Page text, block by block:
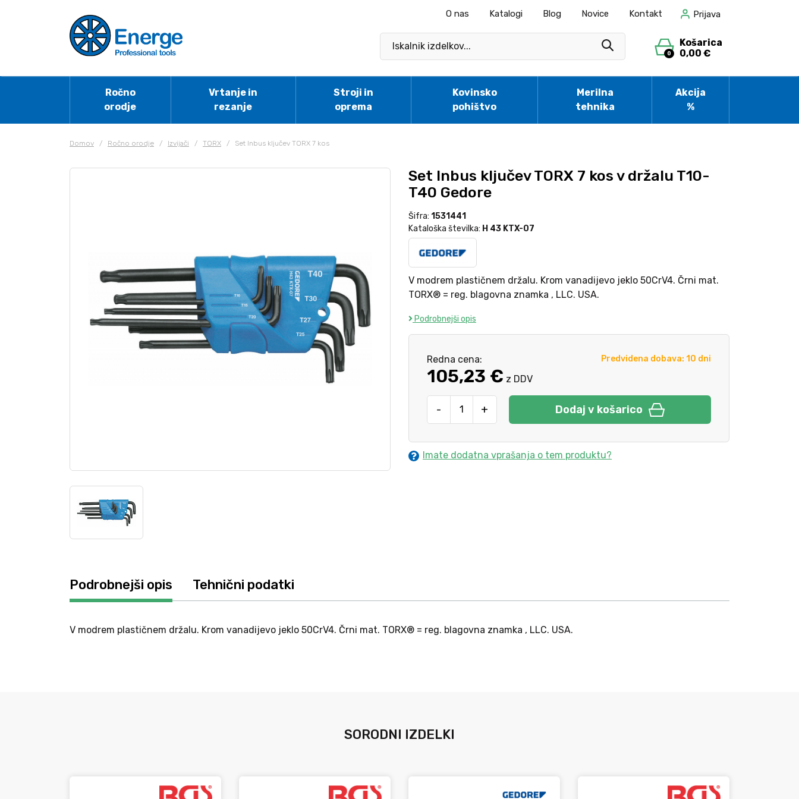
O nas Katalogi Blog Novice Kontakt Prijava
0
Košarica
0,00 €
Ročno
orodje
Vrtanje in
rezanje
Stroji in
oprema
Kovinsko
pohištvo
Merilna
tehnika
Akcija
%
Domov / Ročno orodje / Izvijači / TORX / Set Inbus ključev TORX 7 kos
Set Inbus ključev TORX 7 kos v držalu T10-
T40 Gedore
Šifra: 1531441
Kataloška številka: H 43 KTX-07
V modrem plastičnem držalu. Krom vanadijevo jeklo 50CrV4. Črni mat.
TORX® = reg. blagovna znamka , LLC. USA.
Podrobnejši opis
Predvidena dobava: 10 dni
Redna cena:
105,23 € z DDV
- + Dodaj v košarico
Imate dodatna vprašanja o tem produktu?
Podrobnejši opis Tehnični podatki
V modrem plastičnem držalu. Krom vanadijevo jeklo 50CrV4. Črni mat. TORX® = reg. blagovna znamka , LLC. USA.
SORODNI IZDELKI